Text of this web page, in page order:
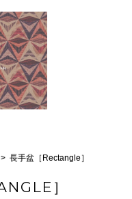
長手盆［Rectangle］
］